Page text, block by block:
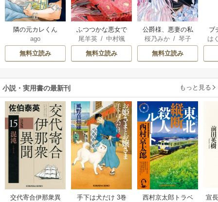
隣の元カレくん
ago
無料立読み
ふつつかな悪女で
はございますが ～
雛宮蝶鼠とりかえ
伝～
尾羊英/ 中村颯
希
/ ゆき哉
無料立読み
公爵様、悪妻の私
はもう放っておい
てください
桜乃みか/ 琴子
無料立読み
ブ
復
は
小説・実用書の最新刊 もっと見る
交代寄合伊那衆異
手下は犬だけ 3巻
西村京太郎トラベ
宣